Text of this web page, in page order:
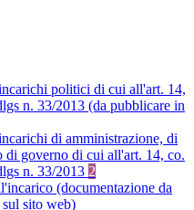
politici di cui all'art. 14,
n. 33/2013 (da pubblicare in
di amministrazione, di
di governo di cui all'art. 14, co.
n. 33/2013 2
(documentazione da
sito web)